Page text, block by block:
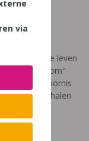
het is om te leven
heet niet dom"
een leerstoornis
Je hoort verhalen
via